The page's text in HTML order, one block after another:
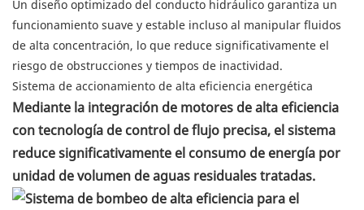
Un diseño optimizado del conducto hidráulico garantiza un
funcionamiento suave y estable incluso al manipular fluidos
de alta concentración, lo que reduce significativamente el
riesgo de obstrucciones y tiempos de inactividad.
Sistema de accionamiento de alta eficiencia energética
Mediante la integración de motores de alta eficiencia
con tecnología de control de flujo precisa, el sistema
reduce significativamente el consumo de energía por
unidad de volumen de aguas residuales tratadas.